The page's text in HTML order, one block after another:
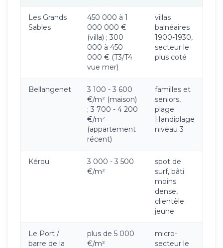
Les Grands
Sables
450 000 à 1
000 000 €
(villa) ; 300
000 à 450
000 € (T3/T4
vue mer)
villas
balnéaires
1900-1930,
secteur le
plus coté
Bellangenet
3 100 - 3 600
€/m² (maison)
; 3 700 - 4 200
€/m²
(appartement
récent)
familles et
seniors,
plage
Handiplage
niveau 3
Kérou
3 000 - 3 500
€/m²
spot de
surf, bâti
moins
dense,
clientèle
jeune
Le Port /
barre de la
plus de 5 000
€/m²
micro-
secteur le